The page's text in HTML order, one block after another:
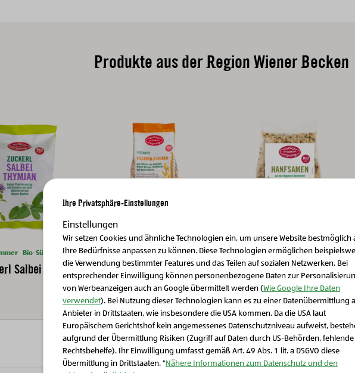
Produkte aus der Region Wiener Becken
Bio-Süßes & Snacks
Salbei Thymian
Bio-Vorratskammer Bio-Müsli & Porridge
Bio-Vielkorn-Flocken
Bio-Vorratskammer Bio-Müsli & Porridge
BIO-Hanfsamen
Schließen Sie dieses Feld
Ihre Privatsphäre-Einstellungen
Einstellungen
Wir setzen Cookies und ähnliche Technologien ein, um unsere Website bestmöglich
Ihre Bedürfnisse anpassen zu können. Diese Technologien ermöglichen
die Verwendung bestimmter Features und das Teilen auf sozialen Netzwerken. Bei
entsprechender Einwilligung können personenbezogene Daten zur
von Werbeanzeigen auch an Google übermittelt werden (Wie Google Ihre Daten
verwendet). Bei Nutzung dieser Technologien kann es zu einer Datenübermittlung
Anbieter in Drittstaaten, wie insbesondere die USA kommen. Da die USA laut
Europäischem Gerichtshof kein angemessenes Datenschutzniveau aufweist,
aufgrund der Übermittlung Risiken (Zugriff auf Daten durch US-Behörden, fehlende
Rechtsbehelfe). Ihr Einwilligung umfasst gemäß Art. 49 Abs. 1 lit. a DSGVO diese
Übermittlung in Drittstaaten. "Nähere Informationen zum Datenschutz und den